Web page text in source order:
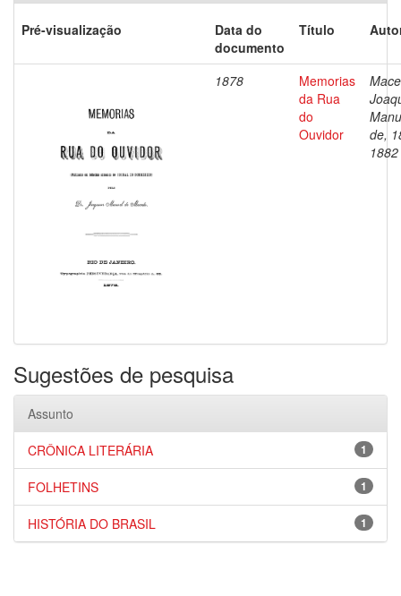
Pré-visualização
Data do
documento
Título
1878
Memorias
da Rua
do
Ouvidor
de,
1882
Sugestões de pesquisa
Assunto
1
CRÔNICA LITERÁRIA
1
FOLHETINS
1
HISTÓRIA DO BRASIL